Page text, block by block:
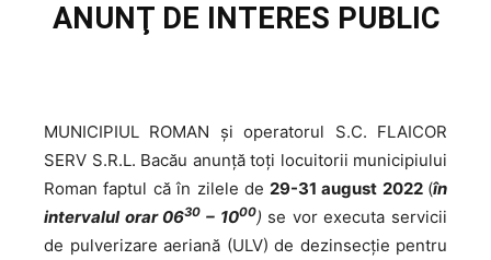
ANUNŢ DE INTERES PUBLIC
MUNICIPIUL ROMAN şi operatorul S.C. FLAICOR
SERV S.R.L. Bacău anunţă toţi locuitorii municipiului
Roman faptul că în zilele de 29-31 august 2022 (în
intervalul orar 0630 – 1000) se vor executa servicii
de pulverizare aeriană (ULV) de dezinsecţie pentru